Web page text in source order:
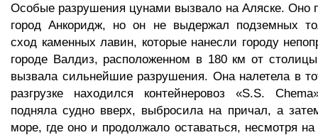
Особые разрушения цунами вызвало на Аляске. Оно
город Анкоридж, но он не выдержал подземных
сход каменных лавин, которые нанесли городу
городе Валдиз, расположенном в 180 км от
вызвала сильнейшие разрушения. Она налетела в
разгрузке находился контейнеровоз «S.S.
подняла судно вверх, выбросила на причал, а
море, где оно и продолжало оставаться, несмотря